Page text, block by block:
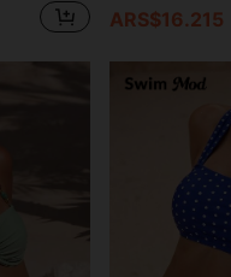
ARS$16.215